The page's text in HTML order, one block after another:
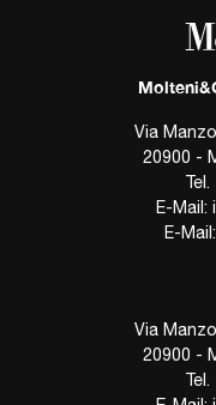
Via
20900 -
Tel.
E-Mail:
E-Mail:
Via
20900 -
Tel.